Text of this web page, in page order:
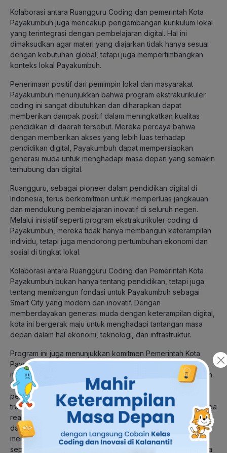
Kolaborasi antara Ruangguru Coding dan pemerintah Kota
Payakumbuh juga mencakup pengembangan kurikulum lokal
yang terintegrasi dengan pembelajaran digital. Hal ini
dimaksudkan agar materi yang diajarkan tidak hanya sesuai
dengan kebutuhan global, tetapi juga mempertimbangkan
konteks lokal Payakumbuh.
Penerimaan positif dari pemimpin lokal dan masyarakat
Payakumbuh menunjukkan bahwa program ekstrakurikuler
coding ini sangat dibutuhkan dan diharapkan dapat
memberikan dampak positif dalam meningkatkan kualitas
pendidikan di daerah tersebut. Mereka percaya bahwa
dengan memberikan akses yang lebih luas terhadap
pendidikan digital, Payakumbuh dapat mempersiapkan
generasi muda untuk menghadapi masa depan yang semakin
terhubung dan digital.
Ruangguru, sebagai pioneer dalam pendidikan digital di
Indonesia, terus berkomitmen untuk memperluas jangkauan
dan mendukung pembelajaran inovatif di seluruh negeri.
Melalui inisiatif seperti program ekstrakurikuler coding di
Payakumbuh, mereka tidak hanya membangun keterampilan
individu, tetapi juga mendorong pertumbuhan ekonomi dan
sosial di tingkat lokal.
Kolaborasi antara Ruangguru Coding dan Pemerintah Kota
Payakumbuh bukan hanya tentang pendidikan, tetapi juga
tentang membangun fondasi untuk Payakumbuh sebagai
Smart City yang modern dan inovatif. Dengan
memberdayakan generasi muda dengan keterampilan digital,
kota ini bergerak maju untuk menghadapi tantangan masa
depan dalam hal ekonomi, teknologi, dan infrastruktur.
Program ini juga menunjukkan komitmen Pemerintah Kota
Payakumbuh untuk memanfaatkan potensi teknologi untuk
meningkatkan kualitas hidup masyarakat secara keseluruhan.
Dengan pendekatan kolaboratif yang melibatkan sektor
pendidikan dan swasta, Payakumbuh membuktikan bahwa
transformasi menuju Smart City bukan hanya mimpi, tetapi juga
realitas yang dapat dicapai melalui kerja sama yang kokoh
dan inovasi yang berkelanjutan. Dengan terus
mengembangkan inisiatif pendidikan berbasis teknologi
seperti ini, Payakumbuh tidak hanya menginspirasi kota-kota